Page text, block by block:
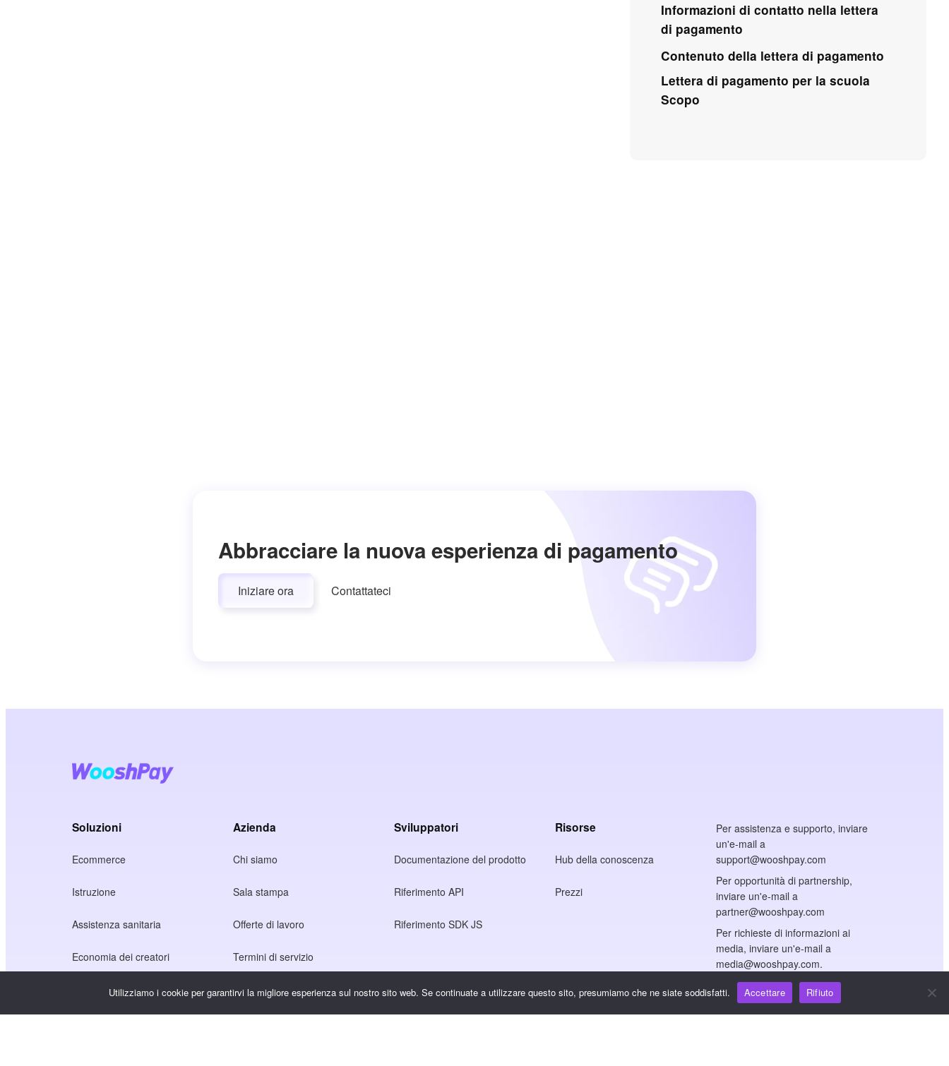
Informazioni di contatto nella lettera
di pagamento
Contenuto della lettera di pagamento
Lettera di pagamento per la scuola
Scopo
Abbracciare la nuova esperienza di pagamento
Iniziare ora Contattateci
Soluzioni
Ecommerce
Istruzione
Assistenza sanitaria
Economia dei creatori
Azienda
Chi siamo
Sala stampa
Offerte di lavoro
Termini di servizio
Informativa sulla privacy
Sviluppatori
Documentazione del prodotto
Riferimento API
Riferimento SDK JS
Risorse
Hub della conoscenza
Prezzi
Per assistenza e supporto, inviare
un'e-mail a
support@wooshpay.com
Per opportunità di partnership,
inviare un'e-mail a
partner@wooshpay.com
Per richieste di informazioni ai
media, inviare un'e-mail a
media@wooshpay.com.
Utilizziamo i cookie per garantirvi la migliore esperienza sul nostro sito web. Se continuate a utilizzare questo sito, presumiamo che ne siate soddisfatti. Accettare Rifiuto